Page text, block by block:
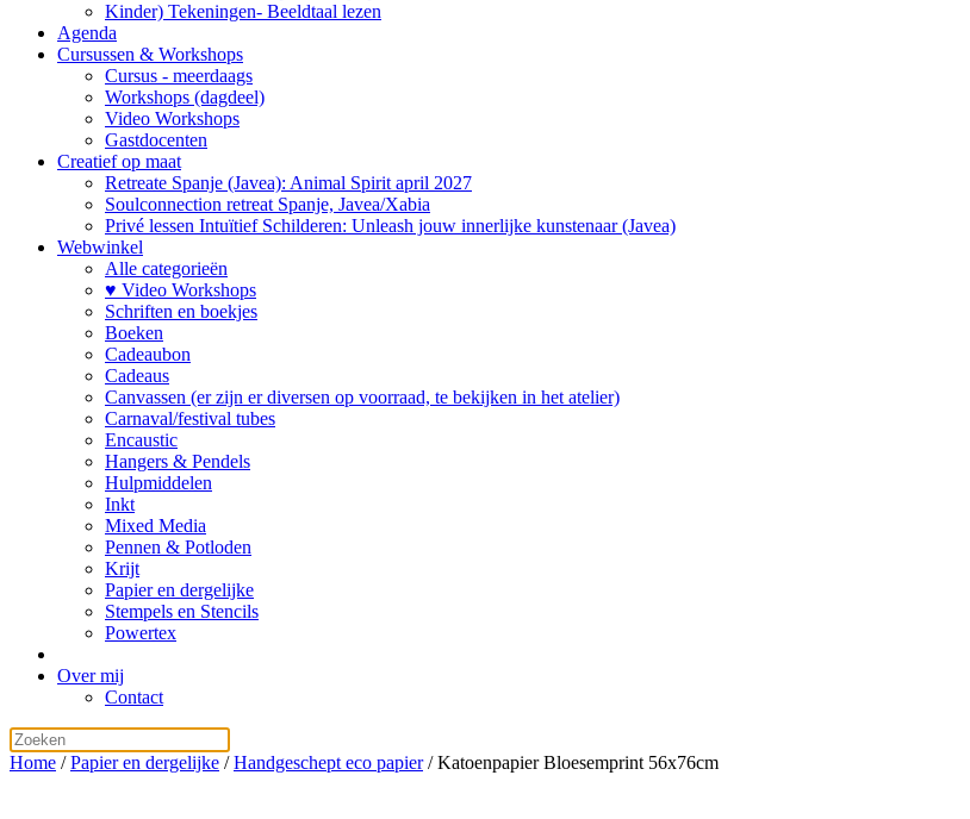
Kinder) Tekeningen- Beeldtaal lezen
Agenda
Cursussen & Workshops
Cursus - meerdaags
Workshops (dagdeel)
Video Workshops
Gastdocenten
Creatief op maat
Retreate Spanje (Javea): Animal Spirit april 2027
Soulconnection retreat Spanje, Javea/Xabia
Privé lessen Intuïtief Schilderen: Unleash jouw innerlijke kunstenaar (Javea)
Webwinkel
Alle categorieën
♥ Video Workshops
Schriften en boekjes
Boeken
Cadeaubon
Cadeaus
Canvassen (er zijn er diversen op voorraad, te bekijken in het atelier)
Carnaval/festival tubes
Encaustic
Hangers & Pendels
Hulpmiddelen
Inkt
Mixed Media
Pennen & Potloden
Krijt
Papier en dergelijke
Stempels en Stencils
Powertex
Over mij
Contact
Home /Papier en dergelijke /Handgeschept eco papier/ Katoenpapier Bloesemprint 56x76cm